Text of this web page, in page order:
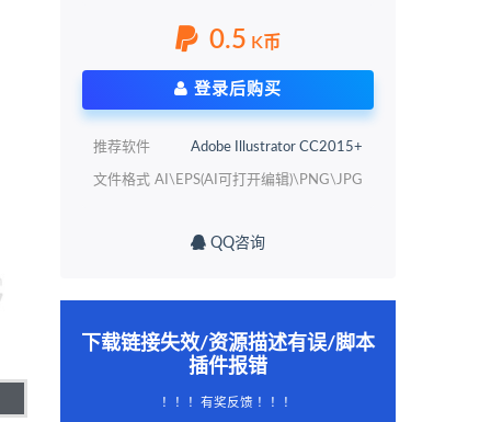
0.5 K币
登录后购买
推荐软件 Adobe Illustrator CC2015+
文件格式 AI\EPS(AI可打开编辑)\PNG\JPG
QQ咨询
下载链接失效/资源描述有误/脚本
插件报错
！！！有奖反馈 ！！！